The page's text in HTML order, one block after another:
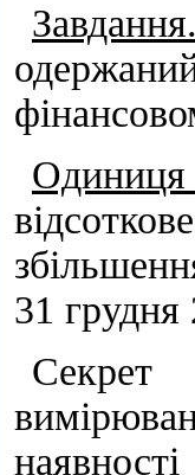
31 грудня